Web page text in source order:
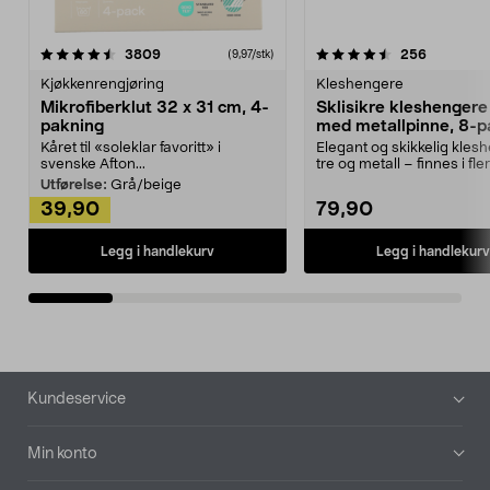
3809anmeldelser(9,97/stk)
Kjøkkenrengjøring
Mikrofiberklut 32 x 31 cm, 4-
pakning
Kåret til «soleklar favoritt» i
svenske Afton...
Utførelse: Grå/beige
39,90
Legg i handlekurv
4.5av 5 stjerner 256
Kleshengere
Sklisikre
med metallpinne, 8-
Elegant og skikkelig
tre og metall – finnes i
79,90
Legg i handlekurv
4.5av 5 stjerner
Bunntekst
Kundeservice
Min konto